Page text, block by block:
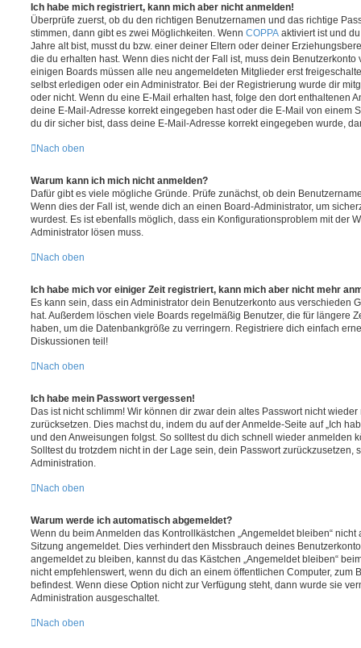
Ich habe mich registriert, kann mich aber nicht anmelden!
Überprüfe zuerst, ob du den richtigen Benutzernamen und das richtige
stimmen, dann gibt es zwei Möglichkeiten. Wenn COPPA aktiviert ist und
Jahre alt bist, musst du bzw. einer deiner Eltern oder deiner
die du erhalten hast. Wenn dies nicht der Fall ist, muss dein
einigen Boards müssen alle neu angemeldeten Mitglieder erst
selbst erledigen oder ein Administrator. Bei der Registrierung wurde dir
oder nicht. Wenn du eine E-Mail erhalten hast, folge den dort enthaltenen
deine E-Mail-Adresse korrekt eingegeben hast oder die E-Mail von einem
du dir sicher bist, dass deine E-Mail-Adresse korrekt eingegeben wurde,
Nach oben
Warum kann ich mich nicht anmelden?
Dafür gibt es viele mögliche Gründe. Prüfe zunächst, ob dein
Wenn dies der Fall ist, wende dich an einen Board-Administrator, um
wurdest. Es ist ebenfalls möglich, dass ein Konfigurationsproblem mit der
Administrator lösen muss.
Nach oben
Ich habe mich vor einiger Zeit registriert, kann mich aber nicht mehr
Es kann sein, dass ein Administrator dein Benutzerkonto aus verschieden
hat. Außerdem löschen viele Boards regelmäßig Benutzer, die für längere
haben, um die Datenbankgröße zu verringern. Registriere dich einfach
Diskussionen teil!
Nach oben
Ich habe mein Passwort vergessen!
Das ist nicht schlimm! Wir können dir zwar dein altes Passwort nicht
zurücksetzen. Dies machst du, indem du auf der Anmelde-Seite auf „Ich
und den Anweisungen folgst. So solltest du dich schnell wieder anmelden
Solltest du trotzdem nicht in der Lage sein, dein Passwort zurückzusetzen,
Administration.
Nach oben
Warum werde ich automatisch abgemeldet?
Wenn du beim Anmelden das Kontrollkästchen „Angemeldet bleiben“
Sitzung angemeldet. Dies verhindert den Missbrauch deines
angemeldet zu bleiben, kannst du das Kästchen „Angemeldet bleiben“
nicht empfehlenswert, wenn du dich an einem öffentlichen Computer, zum
befindest. Wenn diese Option nicht zur Verfügung steht, dann wurde sie
Administration ausgeschaltet.
Nach oben